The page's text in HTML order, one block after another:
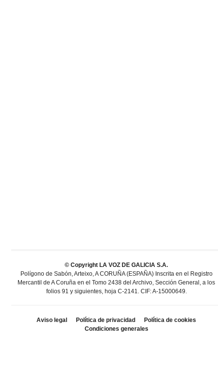
© Copyright LA VOZ DE GALICIA S.A.
Polígono de Sabón, Arteixo, A CORUÑA (ESPAÑA) Inscrita en el Registro
Mercantil de A Coruña en el Tomo 2438 del Archivo, Sección General, a los
folios 91 y siguientes, hoja C-2141. CIF: A-15000649.
Aviso legal Política de privacidad
Política de cookies
Condiciones generales